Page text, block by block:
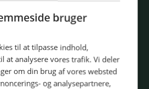
BILLET I
allerede i dag og glæd dig
dag, hvor passion for
mad er i højsædet.
bruger
til at tilpasse indhold,
at analysere vores trafik. Vi deler
om din brug af vores websted
og analysepartnere,